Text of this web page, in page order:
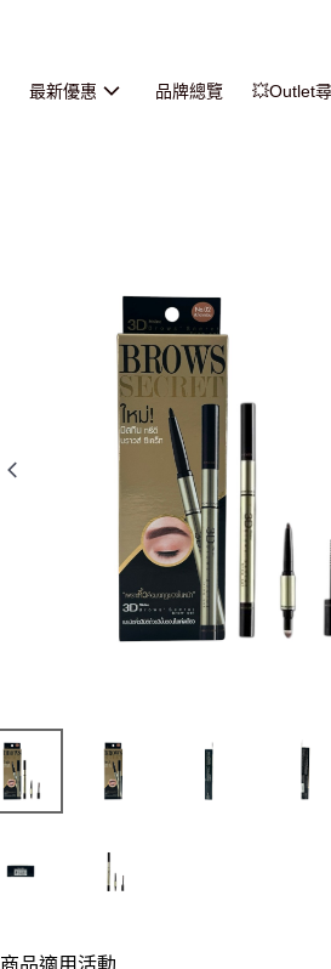
最新優惠 品牌總覽 💥Outlet
品適用活動